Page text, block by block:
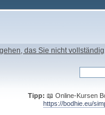
das Sie nicht
Tipp: 📖 Online-Kursen
https://bodhie.eu/